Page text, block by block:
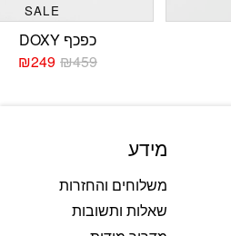
SALE
כפכף DOXY
₪459
₪249
מידע
משלוחים והחזרות
שאלות ותשובות